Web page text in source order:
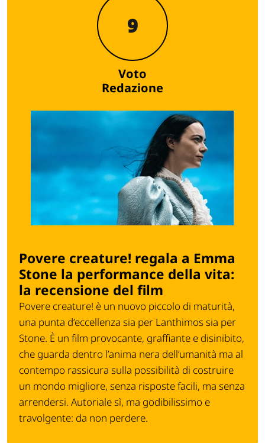
9
Voto
Redazione
Povere creature! regala a Emma
Stone la performance della vita:
la recensione del film
Povere creature! è un nuovo piccolo di maturità,
una punta d’eccellenza sia per Lanthimos sia per
Stone. È un film provocante, graffiante e disinibito,
che guarda dentro l’anima nera dell’umanità ma al
contempo rassicura sulla possibilità di costruire
un mondo migliore, senza risposte facili, ma senza
arrendersi. Autoriale sì, ma godibilissimo e
travolgente: da non perdere.